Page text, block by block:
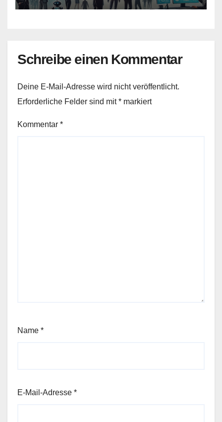
Schreibe einen Kommentar
Deine E-Mail-Adresse wird nicht veröffentlicht.
Erforderliche Felder sind mit* markiert
Kommentar *
Name *
E-Mail-Adresse *